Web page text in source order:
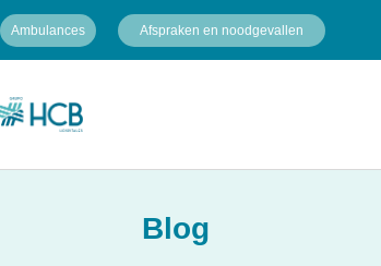
Ambulances Afspraken en noodgevallen
Blog